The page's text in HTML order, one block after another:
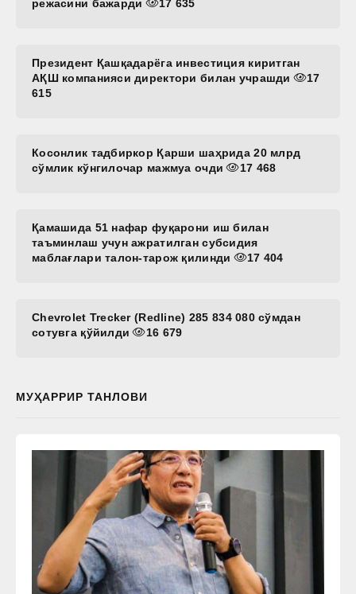
режасини бажарди
17 635
Президент Қашқадарёга инвестиция киритган
АҚШ компанияси директори билан учрашди
17
615
Косонлик тадбиркор Қарши шаҳрида 20 млрд
сўмлик кўнгилочар мажмуа очди
17 468
Қамашида 51 нафар фуқарони иш билан
таъминлаш учун ажратилган субсидия
маблағлари талон-тарож қилинди
17 404
Chevrolet Trecker (Redline) 285 834 080 сўмдан
сотувга қўйилди
16 679
МУҲАРРИР ТАНЛОВИ